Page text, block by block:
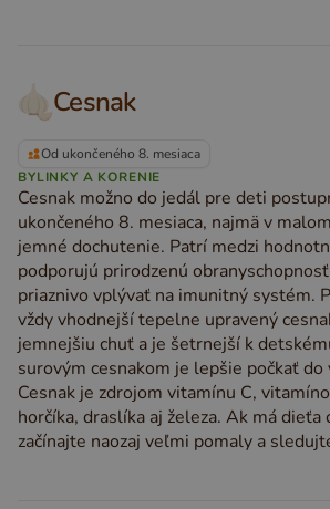
Cesnak
Od ukončeného 8. mesiaca
BYLINKY A KORENIE
Cesnak možno do jedál pre deti
ukončeného 8. mesiaca, najmä v
jemné dochutenie. Patrí medzi
podporujú prirodzenú
priaznivo vplývať na imunitný systém.
vždy vhodnejší tepelne upravený
jemnejšiu chuť a je šetrnejší k
surovým cesnakom je lepšie počkať do
Cesnak je zdrojom vitamínu C,
horčíka, draslíka aj železa. Ak má
začínajte naozaj veľmi pomaly a